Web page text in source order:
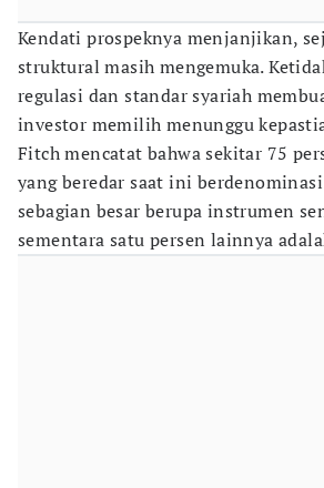
Kendati prospeknya menjanjikan,
struktural masih mengemuka.
regulasi dan standar syariah
investor memilih menunggu
Fitch mencatat bahwa sekitar 75
yang beredar saat ini
sebagian besar berupa instrumen
sementara satu persen lainnya